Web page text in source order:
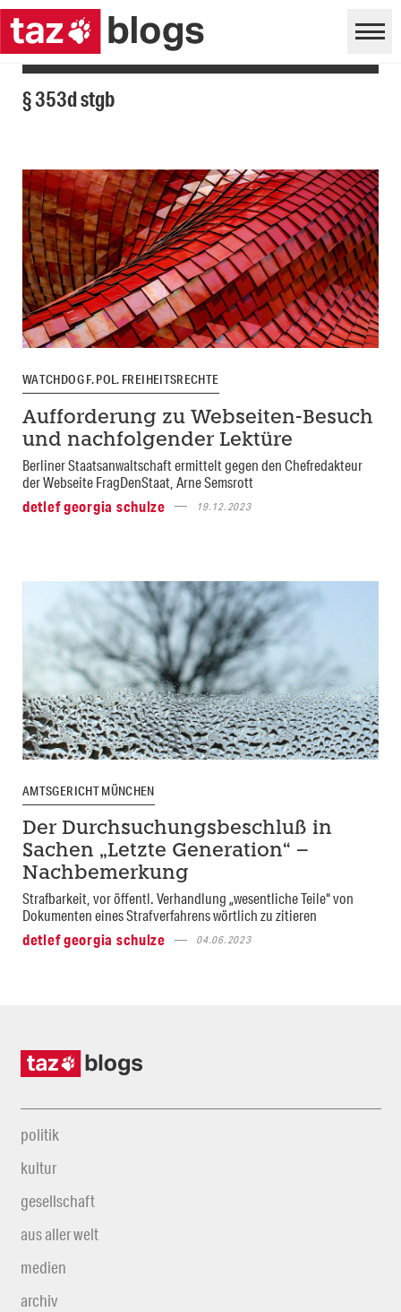
§ 353d stgb
WATCHDOG F. POL. FREIHEITSRECHTE
Aufforderung zu Webseiten-Besuch
und nachfolgender Lektüre
Berliner Staatsanwaltschaft ermittelt gegen den Chefredakteur
der Webseite FragDenStaat, Arne Semsrott
detlef georgia schulze
19.12.2023
AMTSGERICHT MÜNCHEN
Der Durchsuchungsbeschluß in
Sachen „Letzte Generation“ –
Nachbemerkung
Strafbarkeit, vor öffentl. Verhandlung „wesentliche Teile“ von
Dokumenten eines Strafverfahrens wörtlich zu zitieren
detlef georgia schulze
04.06.2023
politik
kultur
gesellschaft
aus aller welt
medien
archiv